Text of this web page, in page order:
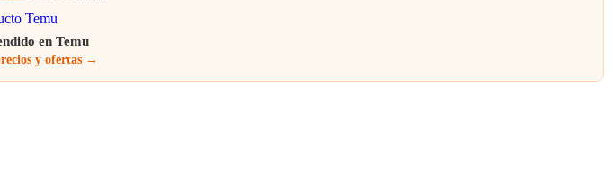
el rol y la autonomía de la Comisión de Investigación y Acusación, un órgano con funciones judiciales
entre el poder ejecutivo y legislativo son recurrentes, la acción de esta comisión puede tener
y han puesto a prueba la fortaleza de las instituciones democráticas. Casos como este, que
significativas, la investigación por los aviones Gripen añade una capa más de complejidad. La
fundamentales para la percepción pública de la transparencia gubernamental y la rendición de cuentas